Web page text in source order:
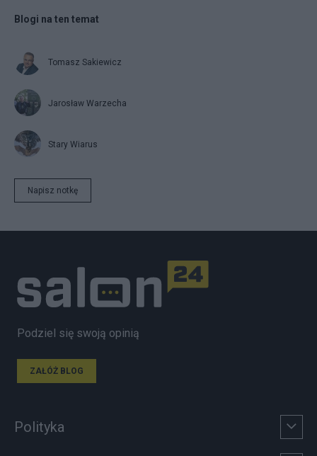
Blogi na ten temat
Tomasz Sakiewicz
Jarosław Warzecha
Stary Wiarus
Napisz notkę
Podziel się swoją opinią
ZAŁÓŻ BLOG
Polityka